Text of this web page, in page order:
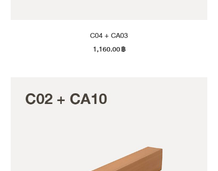
C04 + CA03
1,160.00฿